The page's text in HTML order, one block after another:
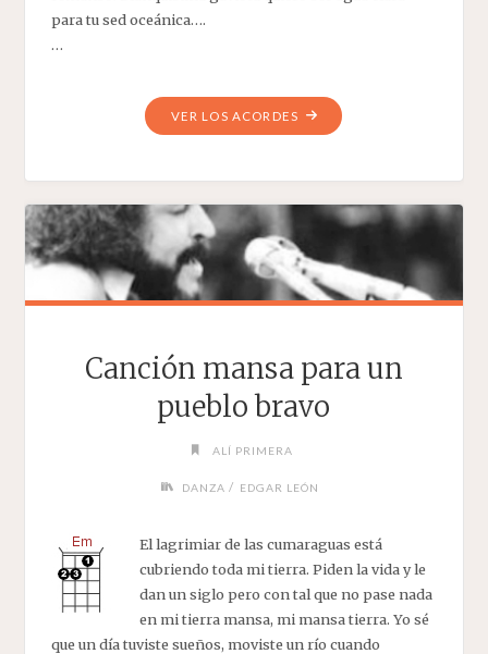
para tu sed oceánica….
…
VER LOS ACORDES"BLANQUÍSIMA
Canción mansa para un
pueblo bravo
ALÍ PRIMERA
DANZA / EDGAR LEÓN
El lagrimiar de las cumaraguas está
cubriendo toda mi tierra. Piden la vida y le
dan un siglo pero con tal que no pase nada
en mi tierra mansa, mi mansa tierra. Yo sé
que un día tuviste sueños, moviste un río cuando